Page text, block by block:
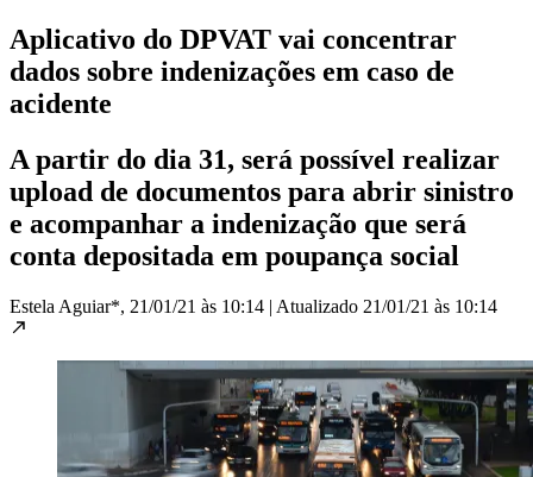
Aplicativo do DPVAT vai concentrar
dados sobre indenizações em caso de
acidente
A partir do dia 31, será possível realizar
upload de documentos para abrir sinistro
e acompanhar a indenização que será
conta depositada em poupança social
Estela Aguiar*, 21/01/21 às 10:14 | Atualizado 21/01/21 às 10:14